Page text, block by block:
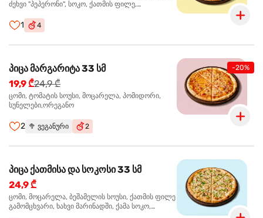
ძეხვი "პეპერონი", სოკო, ქათმის ფილე,
1 4
-20%
პიცა მარგარიტა 33 სმ
19,9 ₾24,9 ₾
ცომი, ტომატის სოუსი, მოცარელა, პომიდორი,
სუნელები,ორეგანო
2 🥦 ვეგანური 2
პიცა ქათმისა და სოკოსი 33 სმ
24,9 ₾
ცომი, მოცარელა, ბეშამელის სოუსი, ქათმის ფილე
გამომცხვარი, ხახვი მარინადში, ქამა სოკო,